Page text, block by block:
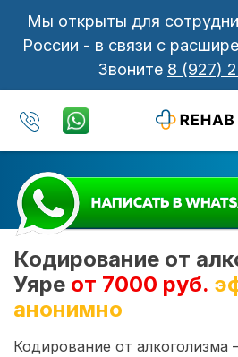
Мы открыты для
России - в связи с
Звоните 8 (927)
Кодирование от
Уяре от 7000 руб.
анонимно
Кодирование от